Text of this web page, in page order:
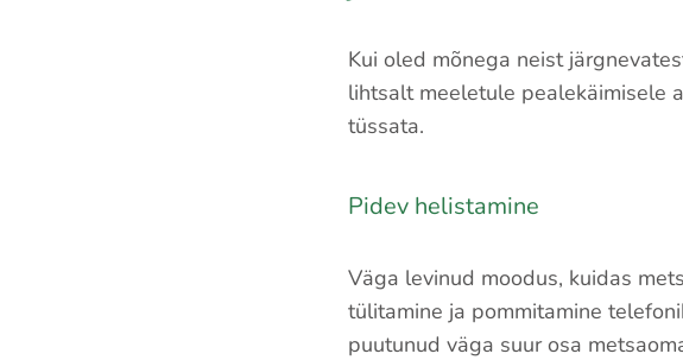
Kui oled mõnega neist
lihtsalt meeletule pealekäimisele
tüssata.
Pidev helistamine
Väga levinud moodus, kuidas
tülitamine ja pommitamine
puutunud väga suur osa